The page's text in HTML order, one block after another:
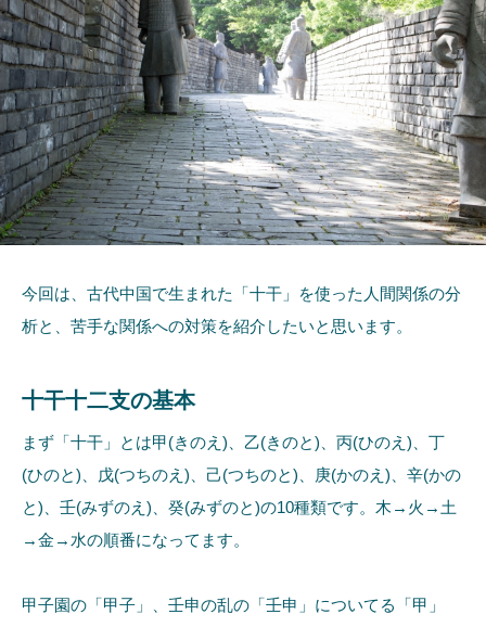
今回は、古代中国で生まれた「十干」を使った人間関係の分
析と、苦手な関係への対策を紹介したいと思います。
十干十二支の基本
まず「十干」とは甲(きのえ)、乙(きのと)、丙(ひのえ)、丁
(ひのと)、戊(つちのえ)、己(つちのと)、庚(かのえ)、辛(かの
と)、壬(みずのえ)、癸(みずのと)の10種類です。木→火→土
→金→水の順番になってます。
甲子園の「甲子」、壬申の乱の「壬申」についてる「甲」